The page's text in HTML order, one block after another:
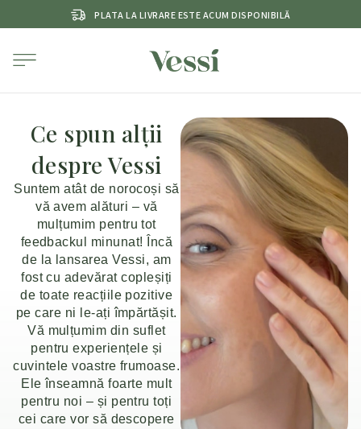
PLATA LA LIVRARE ESTE ACUM DISPONIBILĂ
Ce spun alții
despre Vessi
Suntem atât de norocoși să
vă avem alături – vă
mulțumim pentru tot
feedbackul minunat! Încă
de la lansarea Vessi, am
fost cu adevărat copleșiți
de toate reacțiile pozitive
pe care ni le-ați împărtășit.
Vă mulțumim din suflet
pentru experiențele și
cuvintele voastre frumoase.
Ele înseamnă foarte mult
pentru noi – și pentru toți
cei care vor să descopere